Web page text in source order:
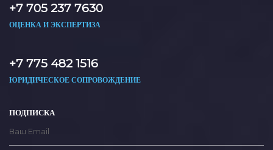
+7 705 237 7630
ОЦЕНКА И ЭКСПЕРТИЗА
+7 775 482 1516
ЮРИДИЧЕСКОЕ СОПРОВОЖДЕНИЕ
ПОДПИСКА